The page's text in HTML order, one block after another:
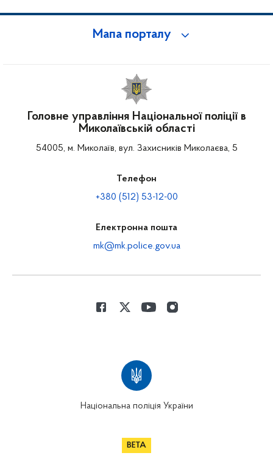
Мапа порталу
Головне управління Національної поліції в
Миколаївській області
54005, м. Миколаїв, вул. Захисників Миколаєва, 5
Телефон
+380 (512) 53-12-00
Електронна пошта
mk@mk.police.gov.ua
Національна поліція України